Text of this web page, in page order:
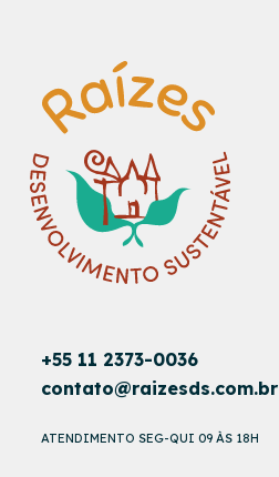
+55 11 2373-0036
contato@raizesds.com.br
ATENDIMENTO SEG-QUI 09 ÀS 18H